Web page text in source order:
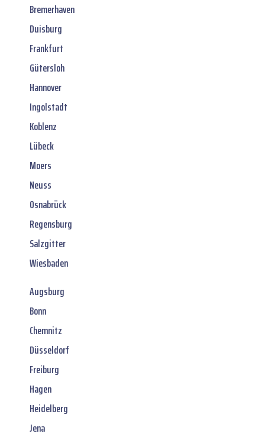
Bremerhaven
Duisburg
Frankfurt
Gütersloh
Hannover
Ingolstadt
Koblenz
Lübeck
Moers
Neuss
Osnabrück
Regensburg
Salzgitter
Wiesbaden
Augsburg
Bonn
Chemnitz
Düsseldorf
Freiburg
Hagen
Heidelberg
Jena